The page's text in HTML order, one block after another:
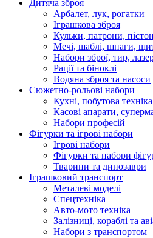
Дитяча зброя
Арбалет, лук, рогатки
Іграшкова зброя
Кульки, патрони,
Мечі, шаблі, шпаги,
Набори зброї, тир,
Рації та біноклі
Водяна зброя та насоси
Сюжетно-рольові набори
Кухні, побутова техніка
Касові апарати,
Набори професій
Фігурки та ігрові набори
Ігрові набори
Фігурки та набори
Тварини та динозаври
Іграшковий транспорт
Металеві моделі
Спецтехніка
Авто-мото техніка
Залізниці, кораблі та
Набори з транспортом